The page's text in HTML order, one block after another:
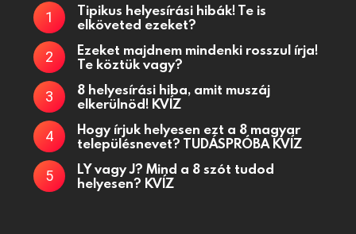
Tipikus helyesírási hibák! Te is
elköveted ezeket?
Ezeket majdnem mindenki rosszul írja!
Te köztük vagy?
8 helyesírási hiba, amit muszáj
elkerülnöd! KVÍZ
Hogy írjuk helyesen ezt a 8 magyar
településnevet? TUDÁSPRÓBA KVÍZ
LY vagy J? Mind a 8 szót tudod
helyesen? KVÍZ